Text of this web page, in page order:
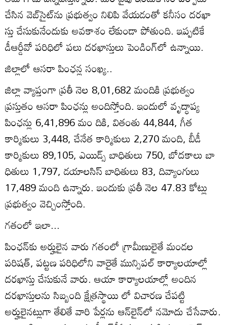
చేసిన వెబ్‌సైట్‌ను ప్రభుత్వం నిలిపి వేయడంతో కనీసం దరఖా
స్తు చేసుకునేందుకు అవకాశం లేకుండా పోతుంది. ఇప్పటికే
డీఆర్డీవో పరిధిలో పలు దరఖాస్తులు పెండింగ్‌లో ఉన్నాయి.
జిల్లాలో ఆసరా పింఛన్ల సంఖ్య..
జిల్లా వ్యాప్తంగా ప్రతీ నెల 8,01,682 మందికి ప్రభుత్వం
ప్రస్తుతం ఆసరా పింఛన్లు అందిస్తోంది. ఇందులో వృద్ధాప్య
పింఛన్లు 6,41,896 మం దికి, వితంతు 44,844, గీత
కార్మికులు 3,448, చేనేత కార్మికులు 2,270 మంది, బీడీ
కార్మికులు 89,105, ఎయిడ్స్‌ బాధితులు 750, బోదకాలు బా
ధితులు 1,797, డయాలసిస్‌ బాధితులు 83, దివ్యాంగులు
17,489 మంది ఉన్నారు. ఇందుకు ప్రతీ నెల 47.83 కోట్లు
ప్రభుత్వం వెచ్చింస్తోంది.
గతంలో ఇలా...
పింఛన్‌కు అర్హులైన వారు గతంలో గ్రామీణులైతే మండల
పరిషత్‌, పట్టణ పరిధిలోని వారైతే మున్సిపల్‌ కార్యాలయాల్లో
దరఖాస్తు చేసుకునే వారు. ఆయా కార్యాలయాల్లో అందిన
దరఖాస్తులను సిబ్బంది క్షేత్రస్థాయి లో విచారణ చేపట్టి
అర్హులైనట్లుగా తేలితే వారి పేర్లను ఆన్‌లైన్‌లో నమోదు చేసేవారు.